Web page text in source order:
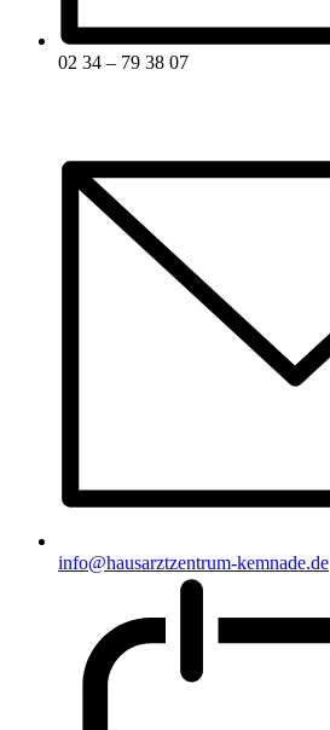
02 34 – 79 38 07
info@hausarztzentrum-kemnade.de